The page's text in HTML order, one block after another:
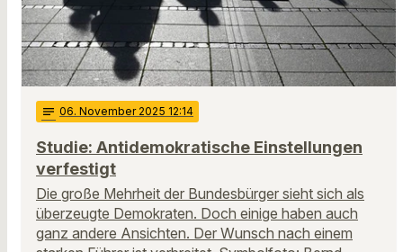
notes 06. November 2025 12:14
Studie: Antidemokratische Einstellungen
verfestigt
Die große Mehrheit der Bundesbürger sieht sich als
überzeugte Demokraten. Doch einige haben auch
ganz andere Ansichten. Der Wunsch nach einem